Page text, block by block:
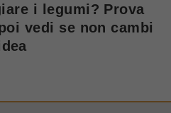
i legumi? Prova
vedi se non cambi